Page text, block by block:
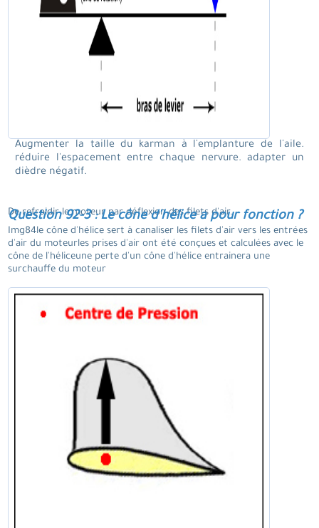
Augmenter la taille du karman à l'emplanture de l'aile.
réduire l'espacement entre chaque nervure. adapter un
dièdre négatif.
Question 92-3 : Le cône d'hélice a pour fonction ?
De refroidir le moteur par déflexion des filets d'air.
Img84le cône d'hélice sert à canaliser les filets d'air vers les entrées
d'air du moteurles prises d'air ont été conçues et calculées avec le
cône de l'héliceune perte d'un cône d'hélice entrainera une
surchauffe du moteur